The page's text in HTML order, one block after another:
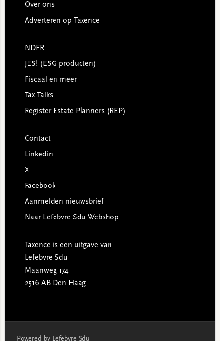
Over ons
Adverteren op Taxence
NDFR
JES! (ESG producten)
Fiscaal en meer
Tax Talks
Register Estate Planners (REP)
Contact
Linkedin
X
Facebook
Aanmelden nieuwsbrief
Naar Lefebvre Sdu Webshop
Taxence is een uitgave van
Lefebvre Sdu
Maanweg 174
2516 AB Den Haag
Powered by Lefebvre Sdu